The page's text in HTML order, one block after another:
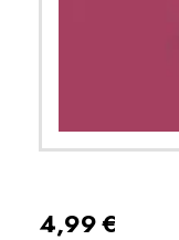
4,99€